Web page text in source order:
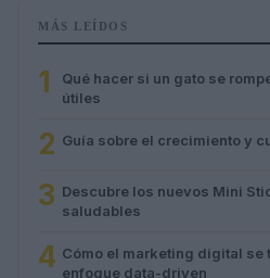
MÁS LEÍDOS
1
Qué hacer si un gato se
útiles
2 Guía sobre el crecimiento y
3 Descubre los nuevos Mini
saludables
4 Cómo el marketing digital se
enfoque data-driven